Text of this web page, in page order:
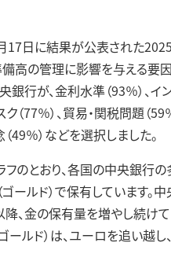
日に結果が公表された
備高の管理に影響を与える要
銀行が、金利水準（93％）、イ
（77％）、貿易・関税問題（59
49％）などを選択しました。
のとおり、各国の中央銀行
ールド）で保有しています。
降、金の保有量を増やし続け
ールド）は、ユーロを追い越